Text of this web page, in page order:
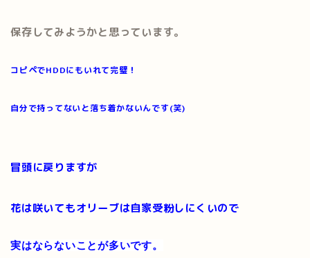
保存してみようかと思っています。
コピペでHDDにもいれて完璧！
自分で持ってないと落ち着かないんです(笑)
冒頭に戻りますが
花は咲いてもオリーブは自家受粉しにくいので
実はならないことが多いです。